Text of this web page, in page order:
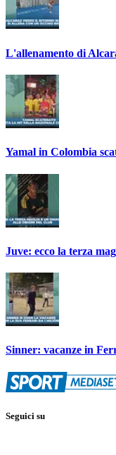
L'allenamento di
Yamal in Colombia
Juve: ecco la terza
Sinner: vacanze in
Seguici su